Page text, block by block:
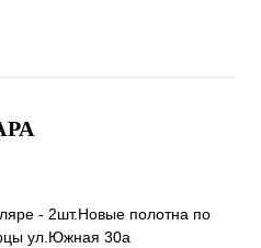
- 2шт.Новые полотна по
ул.Южная 30а